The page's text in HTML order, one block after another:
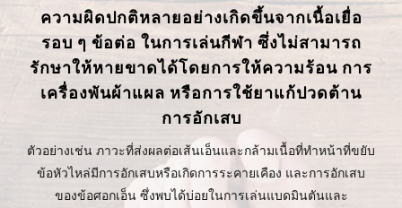
ความผิดปกติหลายอย่างเกิดขึ้นจากเนื้อเยื่อ
รอบ ๆ ข้อต่อ ในการเล่นกีฬา ซึ่งไม่สามารถ
รักษาให้หายขาดได้โดยการให้ความร้อน การ
เครื่องพันผ้าแผล หรือการใช้ยาแก้ปวดต้าน
การอักเสบ
ตัวอย่างเช่น ภาวะที่ส่งผลต่อเส้นเอ็นและกล้ามเนื้อที่ทำหน้าที่ขยับ
ข้อหัวไหล่มีการอักเสบหรือเกิดการระคายเคือง และการอักเสบ
ของข้อศอกเอ็น ซึ่งพบได้บ่อยในการเล่นแบดมินตันและ